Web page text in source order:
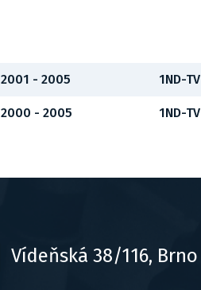
2001 - 2005 1ND-TV
2000 - 2005 1ND-TV
Vídeňská 38/116, Brno